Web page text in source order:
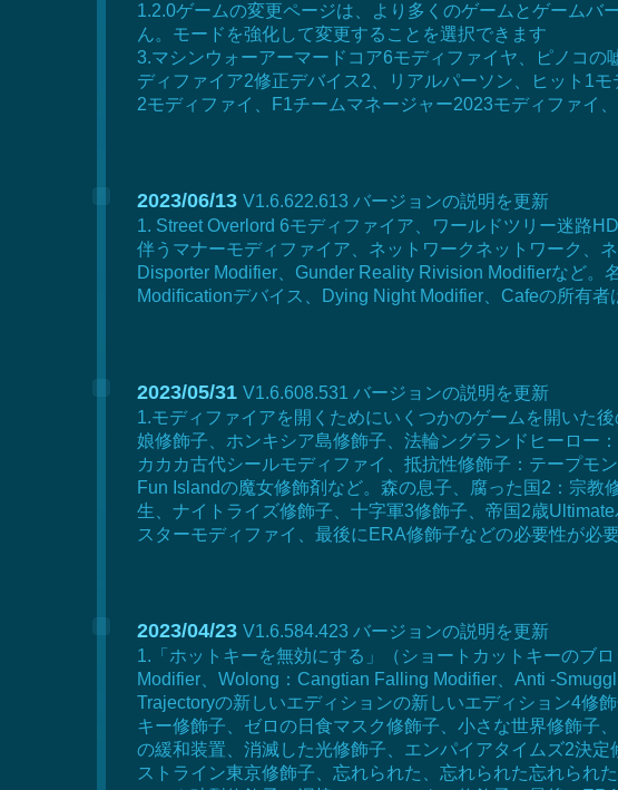
1.2.0ゲームの変更ページは、より多くのゲームとゲーム
ん。モードを強化して変更することを選択できます
3.マシンウォーアーマードコア6モディファイヤ、ピノコ
ディファイア2修正デバイス2、リアルパーソン、ヒット1
2モディファイ、F1チームマネージャー2023モディファイ
2023/06/13 V1.6.622.613 バージョンの説明を更新
1. Street Overlord 6モディファイア、ワールドツリー迷路
伴うマナーモディファイア、ネットワークネットワーク、
Disporter Modifier、Gunder Reality Rivision Modifierなど
Modificationデバイス、Dying Night Modifier、Cafeの所有
2023/05/31 V1.6.608.531 バージョンの説明を更新
1.モディファイアを開くためにいくつかのゲームを開いた
娘修飾子、ホンキシア島修飾子、法輪ングランドヒーロー
カカカ古代シールモディファイ、抵抗性修飾子：テープモ
Fun Islandの魔女修飾剤など。森の息子、腐った国2：宗
生、ナイトライズ修飾子、十字軍3修飾子、帝国2歳
スターモディファイ、最後にERA修飾子などの必要性が必要
2023/04/23 V1.6.584.423 バージョンの説明を更新
1.「ホットキーを無効にする」（ショートカットキーのブ
Modifier、Wolong：Cangtian Falling Modifier、Anti -
Trajectoryの新しいエディションの新しいエディション4修
キー修飾子、ゼロの日食マスク修飾子、小さな世界修飾子
の緩和装置、消滅した光修飾子、エンパイアタイムズ2決
ストライン東京修飾子、忘れられた、忘れられた忘れられ